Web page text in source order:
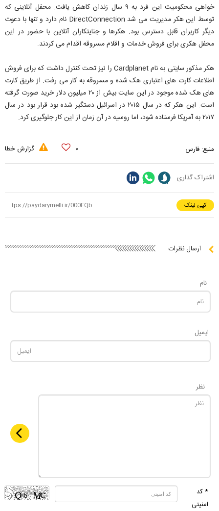
خواهی محکومیت این فرد به ۹ سال زندان کاهش یافت. محفل آنلاینی که
توسط این هکر مدیریت می شد DirectConnection نام دارد و تنها با دعوت
دیگر کاربران قابل دسترس بود. هکرها و جنایتکاران آنلاین با حضور در این
محفل هکری برای فروش خدمات و اقلام مسروقه اقدام می کردند.
هکر مذکور سایتی به نام Cardplanet را نیز تحت کنترل داشت که برای فروش
اطلاعات کارت های اعتباری هک شده و مسروقه به کار می رفت. از طریق کارت
های هک شده موجود در این سایت بیش از ۲۰ میلیون دلار خرید صورت گرفته
است. این هکر که در سال ۲۰۱۵ در اسرائیل دستگیر شده بود قرار بود در سال
۲۰۱۷ به آمریکا فرستاده شود، اما روسیه در آن زمان از این کار جلوگیری کرد.
منبع: فارس ۰ گزارش خطا
اشتراک گذاری
کپی لینک
ارسال نظرات
نام
ایمیل
نظر
* کد
امنیتی